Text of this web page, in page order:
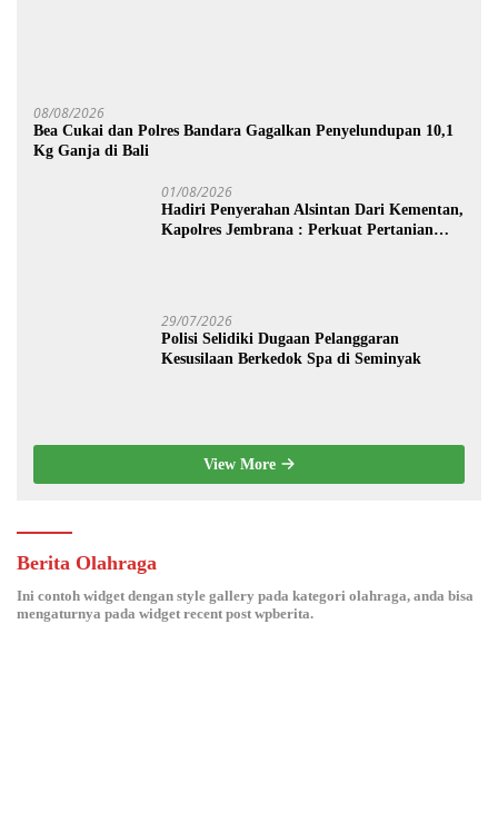
08/08/2026
Bea Cukai dan Polres Bandara Gagalkan Penyelundupan 10,1
Kg Ganja di Bali
01/08/2026
Hadiri Penyerahan Alsintan Dari Kementan,
Kapolres Jembrana : Perkuat Pertanian
29/07/2026
Polisi Selidiki Dugaan Pelanggaran
Kesusilaan Berkedok Spa di Seminyak
View More
Berita Olahraga
Ini contoh widget dengan style gallery pada kategori olahraga, anda bisa
mengaturnya pada widget recent post wpberita.